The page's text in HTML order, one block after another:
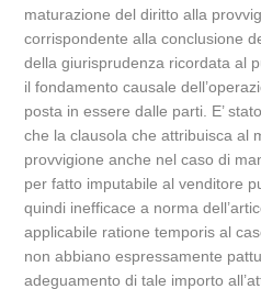
maturazione del diritto alla
corrispondente alla conclusione
della giurisprudenza ricordata al
il fondamento causale
posta in essere dalle parti. E’
che la clausola che attribuisca al
provvigione anche nel caso di
per fatto imputabile al venditore
quindi inefficace a norma
applicabile ratione temporis al
non abbiano espressamente
adeguamento di tale importo